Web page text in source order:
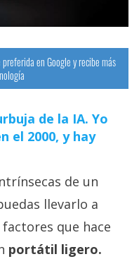
en Google y recibe más
de la IA. Yo
el 2000, y hay
de un
llevarlo a
que hace
portátil ligero.